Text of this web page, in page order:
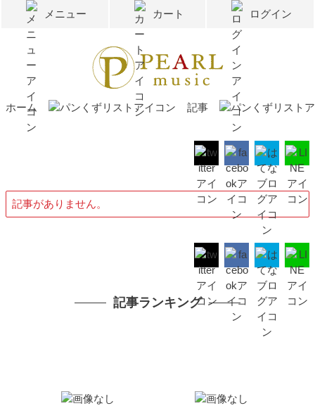
メニュー カート ログイン
ホーム 記事
記事がありません。
記事ランキング